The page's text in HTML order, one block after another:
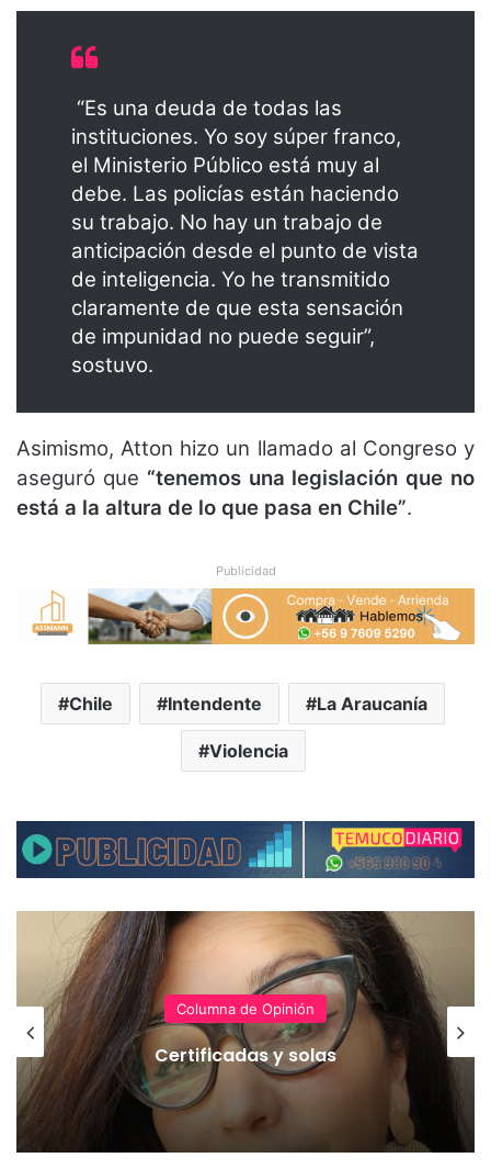
“Es una deuda de todas las
instituciones. Yo soy súper franco,
el Ministerio Público está muy al
debe. Las policías están haciendo
su trabajo. No hay un trabajo de
anticipación desde el punto de vista
de inteligencia. Yo he transmitido
claramente de que esta sensación
de impunidad no puede seguir”,
sostuvo.
Asimismo, Atton hizo un llamado al Congreso y
aseguró que “tenemos una legislación que no
está a la altura de lo que pasa en Chile”.
Publicidad
Chile Intendente La Araucanía
Violencia
Columna de Opinión
Certificadas y solas